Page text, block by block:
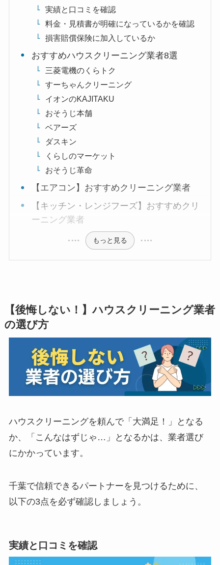
実績と口コミを確認
料金・見積書が明確になっているかを確認
損害賠償保険に加入しているか
おすすめハウスクリーニング業者8選
三菱電機のくらトク
すーちゃんクリーニング
イオンのKAJITAKU
おそうじ本舗
ベアーズ
ダスキン
くらしのマーケット
おそうじ革命
【エアコン】おすすめクリーニング業者
【キッチン・レンジフーズ】おすすめクリ
ーニング業者
もっと見る
【後悔しない！】ハウスクリーニング業者
の選び方
ハウスクリーニングを頼んで「大満足！」となる
か、「こんなはずじゃ…」となるかは、業者選び
にかかっています。
千葉で信頼できるパートナーを見つけるために、
以下の3点を必ず確認しましょう。
実績と口コミを確認